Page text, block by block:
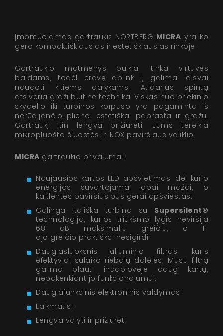
Įmontuojamas gartraukis NORTBERG MICRA yra ko
gero kompaktiškiausias ir estetiškiausias rinkoje.
Gartraukio matmenys puikiai tinka virtuvės
baldams, todėl erdvę aplink jį galima laisvai
naudoti kitiems dalykams. Atidarius spintą
atsiveria graži buitinė technika. Viskas nuo priekinio
skydelio iki turbinos korpuso yra pagaminta iš
nerūdijančio plieno, estetiškai paprasta ir gražu.
Gartraukį itin lengva prižiūrėti. Jums tereikia
mikropluošto šluostės ir INOX paviršiaus valiklio.
MICRA gartraukio privalumai:
Naujausios kartos LED apšvietimas, dėl kurio
energijos suvartojama labai mažai, o
kaitlentės paviršius bus gerai apšviestas;
Galinga Itališka turbina su Supersilent®
technologija, kurios triukšmo lygis neviršija
68 dB maksimaliu greičiu, o 1-
ojo greičio praktiškai nesigirdi;
Daugiasluoksnis aliuminio filtras, kuris
efektyviai sulaiko riebalų daleles. Mūsų filtrą
galima plauti indaplovėje daug kartų,
nepakenkiant jo funkcionalumui;
Daugiafunkcinis elektroninis valdymas;
Laikmatis;
Lengva valyti ir prižiūrėti.